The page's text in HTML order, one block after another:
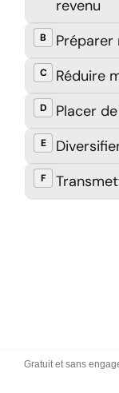
Gratuit et sans